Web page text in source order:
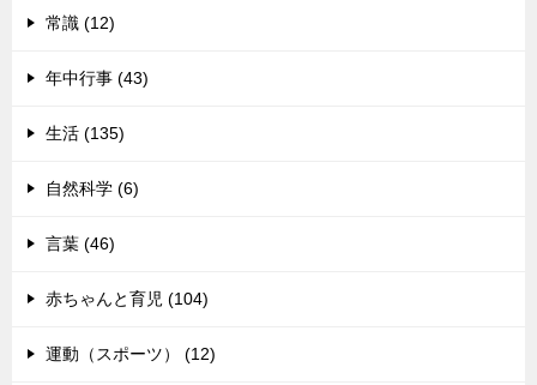
常識 (12)
年中行事 (43)
生活 (135)
自然科学 (6)
言葉 (46)
赤ちゃんと育児 (104)
運動（スポーツ） (12)